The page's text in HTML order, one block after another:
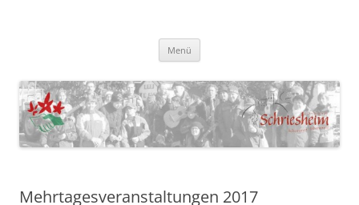
Menü
Mehrtagesveranstaltungen 2017